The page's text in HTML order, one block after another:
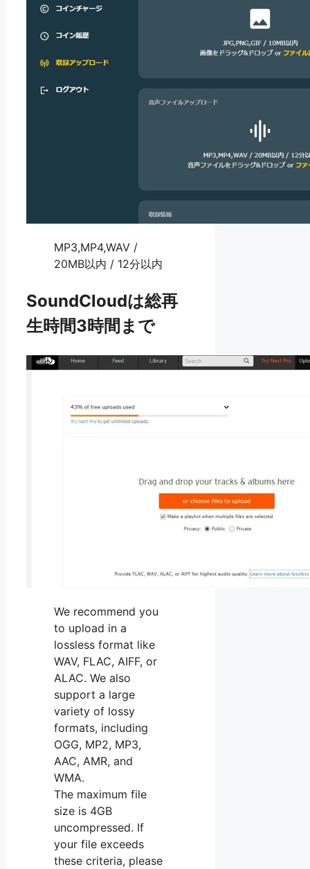
MP3,MP4,WAV /
20MB以内 / 12分以内
SoundCloudは総再
生時間3時間まで
We recommend you
to upload in a
lossless format like
WAV, FLAC, AIFF, or
ALAC. We also
support a large
variety of lossy
formats, including
OGG, MP2, MP3,
AAC, AMR, and
WMA.
The maximum file
size is 4GB
uncompressed. If
your file exceeds
these criteria, please